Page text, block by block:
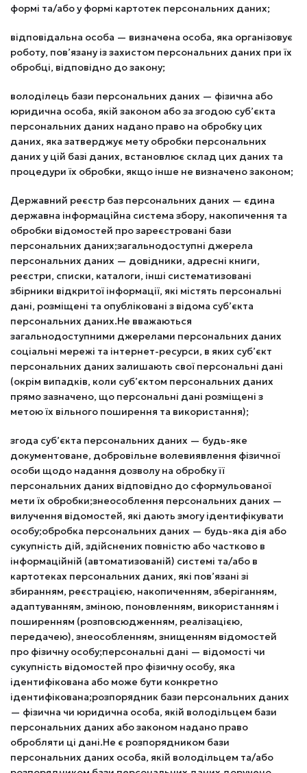
формі та/або у формі картотек персональних даних;
відповідальна особа — визначена особа, яка організовує
роботу, пов’язану із захистом персональних даних при їх
обробці, відповідно до закону;
володілець бази персональних даних — фізична або
юридична особа, якій законом або за згодою суб’єкта
персональних даних надано право на обробку цих
даних, яка затверджує мету обробки персональних
даних у цій базі даних, встановлює склад цих даних та
процедури їх обробки, якщо інше не визначено законом;
Державний реєстр баз персональних даних — єдина
державна інформаційна система збору, накопичення та
обробки відомостей про зареєстровані бази
персональних даних;загальнодоступні джерела
персональних даних — довідники, адресні книги,
реєстри, списки, каталоги, інші систематизовані
збірники відкритої інформації, які містять персональні
дані, розміщені та опубліковані з відома суб’єкта
персональних даних.Не вважаються
загальнодоступними джерелами персональних даних
соціальні мережі та інтернет-ресурси, в яких суб’єкт
персональних даних залишають свої персональні дані
(окрім випадків, коли суб’єктом персональних даних
прямо зазначено, що персональні дані розміщені з
метою їх вільного поширення та використання);
згода суб’єкта персональних даних — будь-яке
документоване, добровільне волевиявлення фізичної
особи щодо надання дозволу на обробку її
персональних даних відповідно до сформульованої
мети їх обробки;знеособлення персональних даних —
вилучення відомостей, які дають змогу ідентифікувати
особу;обробка персональних даних — будь-яка дія або
сукупність дій, здійснених повністю або частково в
інформаційній (автоматизованій) системі та/або в
картотеках персональних даних, які пов’язані зі
збиранням, реєстрацією, накопиченням, зберіганням,
адаптуванням, зміною, поновленням, використанням і
поширенням (розповсюдженням, реалізацією,
передачею), знеособленням, знищенням відомостей
про фізичну особу;персональні дані — відомості чи
сукупність відомостей про фізичну особу, яка
ідентифікована або може бути конкретно
ідентифікована;розпорядник бази персональних даних
— фізична чи юридична особа, якій володільцем бази
персональних даних або законом надано право
обробляти ці дані.Не є розпорядником бази
персональних даних особа, якій володільцем та/або